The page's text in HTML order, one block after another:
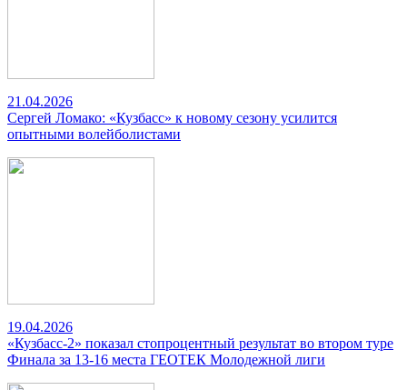
21.04.2026
Сергей Ломако: «Кузбасс» к новому сезону усилится
опытными волейболистами
19.04.2026
«Кузбасс-2» показал стопроцентный результат во втором туре
Финала за 13-16 места ГЕОТЕК Молодежной лиги